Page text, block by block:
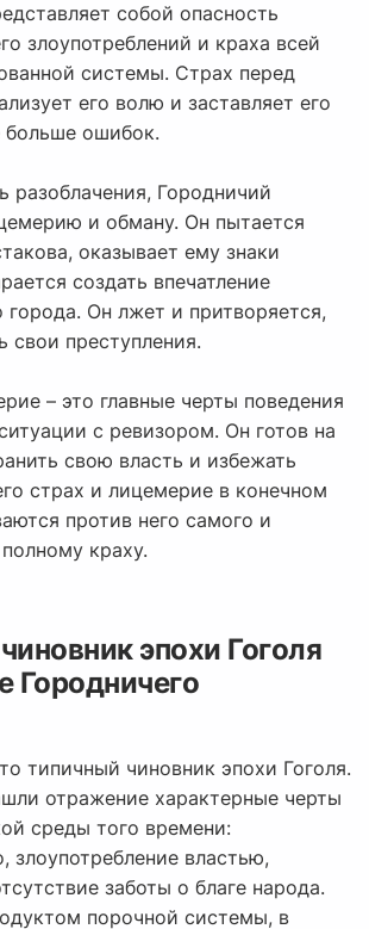
собой опасность
злоупотреблений и краха всей
системы. Страх перед
его волю и заставляет его
ошибок.
разоблачения, Городничий
и обману. Он пытается
оказывает ему знаки
создать впечатление
города. Он лжет и притворяется,
преступления.
– это главные черты поведения
с ревизором. Он готов на
свою власть и избежать
страх и лицемерие в конечном
против него самого и
краху.
эпохи Гоголя
Городничего
типичный чиновник эпохи Гоголя.
отражение характерные черты
среды того времени:
злоупотребление властью,
заботы о благе народа.
порочной системы, в